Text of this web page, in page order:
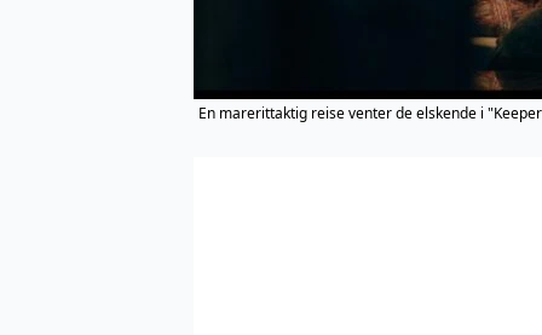
En marerittaktig reise venter de elskende i